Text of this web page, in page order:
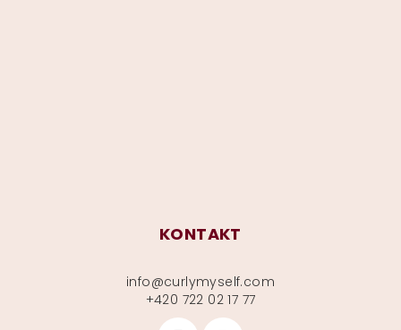
KONTAKT
info@curlymyself.com
+420 722 02 17 77